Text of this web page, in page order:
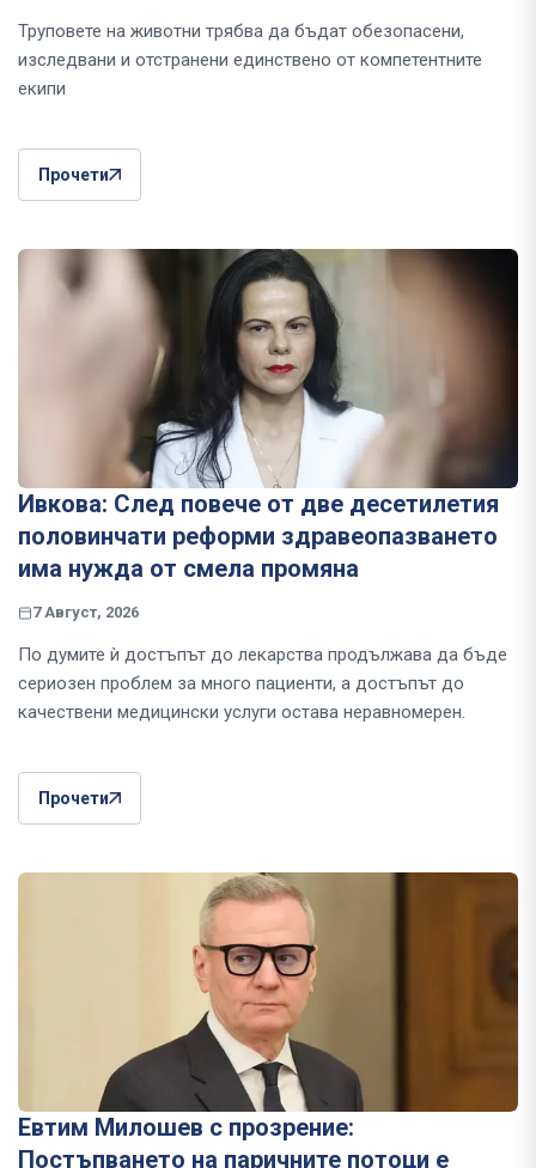
Труповете на животни трябва да бъдат обезопасени,
изследвани и отстранени единствено от компетентните
екипи
Прочети
Ивкова: След повече от две десетилетия
половинчати реформи здравеопазването
има нужда от смела промяна
7 Август, 2026
По думите ѝ достъпът до лекарства продължава да бъде
сериозен проблем за много пациенти, а достъпът до
качествени медицински услуги остава неравномерен.
Прочети
Евтим Милошев с прозрение:
Постъпването на паричните потоци е